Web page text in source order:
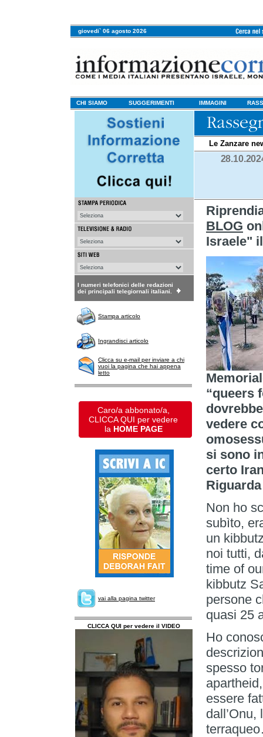
giovedi` 06 agosto 2026
CHI SIAMO SUGGERIMENTI IMMAGINI
I numeri telefonici delle redazioni
dei principali telegiornali italiani.
Stampa articolo
Ingrandisci articolo
Clicca su e-mail per inviare a chi
vuoi la pagina che hai appena
letto
Caro/a abbonato/a,
CLICCA QUI per vedere
la HOME PAGE
vai alla pagina twitter
CLICCA QUI per vedere il VIDEO
Le Zanzare
BLOG
Israele"
“queers
vedere
si sono
certo
Non ho
subìto,
un
noi tutti,
time of
kibbutz
persone
quasi 25
Ho
spesso
essere